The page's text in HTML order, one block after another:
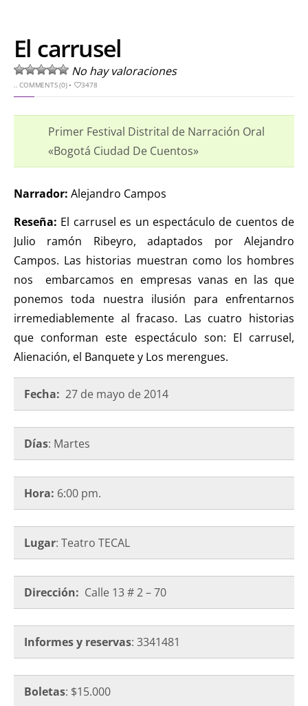
El carrusel
No hay valoraciones
..COMMENTS (0)• 3478
Primer Festival Distrital de Narración Oral
«Bogotá Ciudad De Cuentos»
Narrador: Alejandro Campos
Reseña: El carrusel es un espectáculo de cuentos de
Julio ramón Ribeyro, adaptados por Alejandro
Campos. Las historias muestran como los hombres
nos embarcamos en empresas vanas en las que
ponemos toda nuestra ilusión para enfrentarnos
irremediablemente al fracaso. Las cuatro historias
que conforman este espectáculo son: El carrusel,
Alienación, el Banquete y Los merengues.
Fecha: 27 de mayo de 2014
Días: Martes
Hora: 6:00 pm.
Lugar: Teatro TECAL
Dirección: Calle 13 # 2 – 70
Informes y reservas: 3341481
Boletas: $15.000